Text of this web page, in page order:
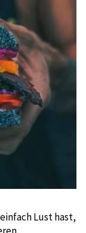
Lust hast,